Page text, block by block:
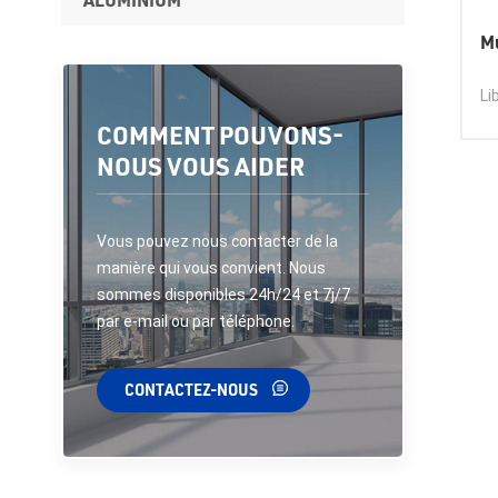
COMMENT POUVONS-
NOUS VOUS AIDER
Vous pouvez nous contacter de la
manière qui vous convient. Nous
sommes disponibles 24h/24 et 7j/7
par e-mail ou par téléphone.
CONTACTEZ-NOUS